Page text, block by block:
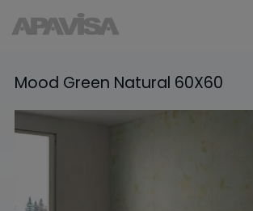
Mood Green Natural 60X60